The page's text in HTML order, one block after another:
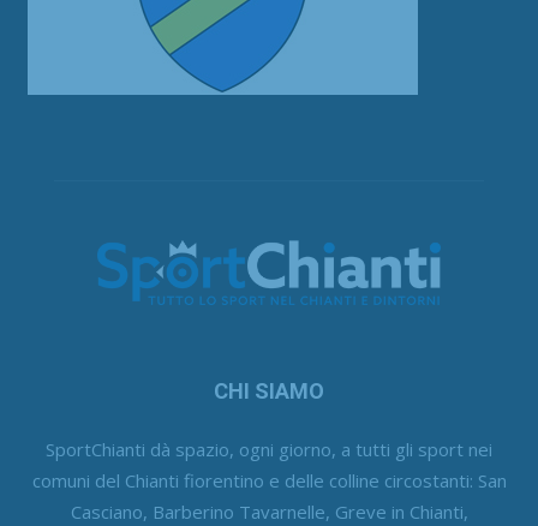
CHI SIAMO
SportChianti dà spazio, ogni giorno, a tutti gli sport nei
comuni del Chianti fiorentino e delle colline circostanti: San
Casciano, Barberino Tavarnelle, Greve in Chianti,